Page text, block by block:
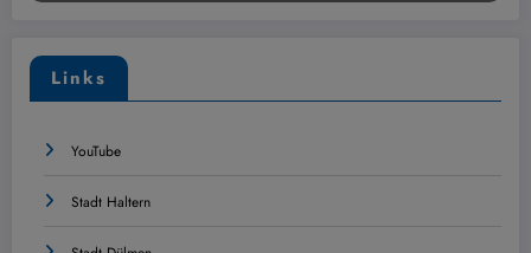
Links
YouTube
Stadt Haltern